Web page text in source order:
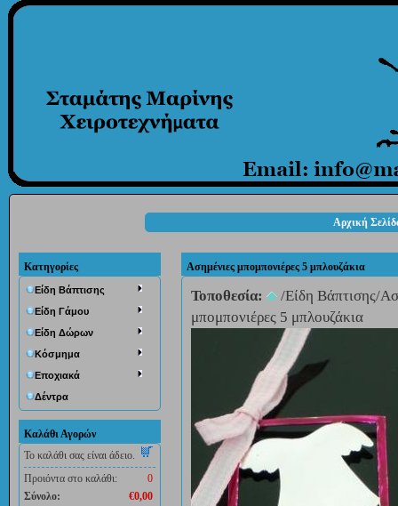
Αρχική
Κατηγορίες
Eίδη Βάπτισης
Είδη Γάμου
Είδη Δώρων
Κόσμημα
Εποχιακά
Δέντρα
Καλάθι Αγορών
Το καλάθι σας είναι άδειο.
0
Προιόντα στο καλάθι:
€0,00
Σύνολο:
Ασημένιες μπομπονιέρες 5 μπλουζάκια
Τοποθεσία: /Eίδη Βάπτισης/
μπομπονιέρες 5 μπλουζάκια